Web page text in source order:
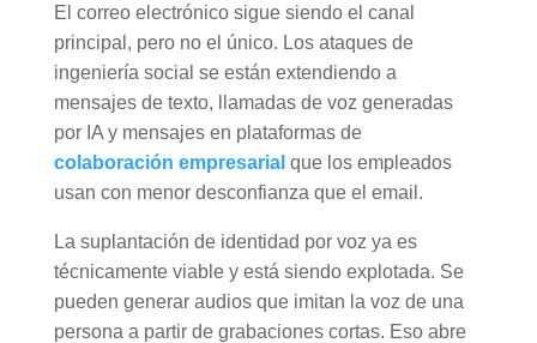
El correo electrónico sigue siendo el canal
principal, pero no el único. Los ataques de
ingeniería social se están extendiendo a
mensajes de texto, llamadas de voz generadas
por IA y mensajes en plataformas de
colaboración empresarial que los empleados
usan con menor desconfianza que el email.
La suplantación de identidad por voz ya es
técnicamente viable y está siendo explotada. Se
pueden generar audios que imitan la voz de una
persona a partir de grabaciones cortas. Eso abre